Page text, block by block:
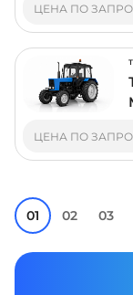
ЦЕНА ПО
ЦЕНА ПО
01 02 03